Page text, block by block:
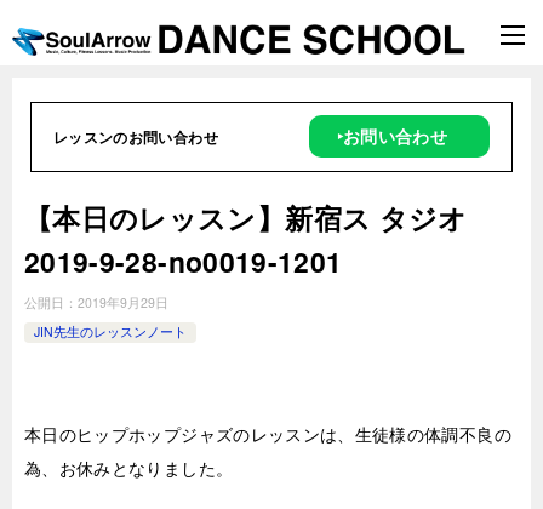
レッスンのお問い合わせ ‣お問い合わせ
【本日のレッスン】新宿ス タジオ
2019-9-28-no0019-1201
公開日： 2019年9月29日
JIN先生のレッスンノート
本日のヒップホップジャズのレッスンは、生徒様の体調不良の
為、お休みとなりました。